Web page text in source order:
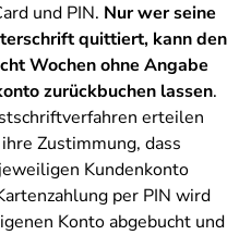
und PIN. Nur wer seine
quittiert, kann den
Wochen ohne Angabe
zurückbuchen lassen.
erteilen
Zustimmung, dass
Kundenkonto
per PIN wird
Konto abgebucht und